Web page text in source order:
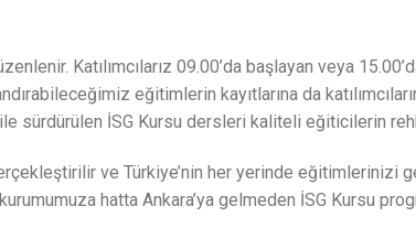
Katılımcılarız 09.00’da başlayan veya
eğitimlerin kayıtlarına da
sürdürülen İSG Kursu dersleri kaliteli eğiticilerin
ve Türkiye’nin her yerinde eğitimlerinizi
hatta Ankara’ya gelmeden İSG Kursu